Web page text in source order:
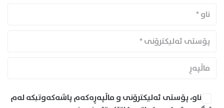
ناو، پۆستی ئەلیکترۆنی و ماڵپەڕەکەم پاشەکەوتبکە لەم